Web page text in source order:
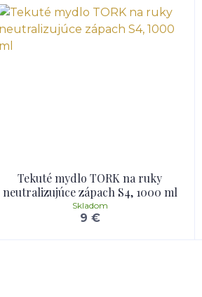
Tekuté mydlo TORK na ruky
neutralizujúce zápach S4, 1000 ml
9 €
Skladom